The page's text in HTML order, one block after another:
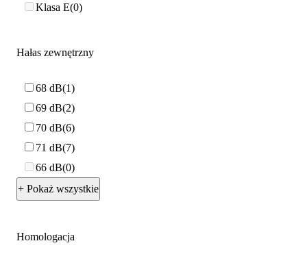
Klasa E 0
Hałas zewnętrzny
68 dB 1
69 dB 2
70 dB 6
71 dB 7
66 dB 0
+ Pokaż wszystkie
Homologacja